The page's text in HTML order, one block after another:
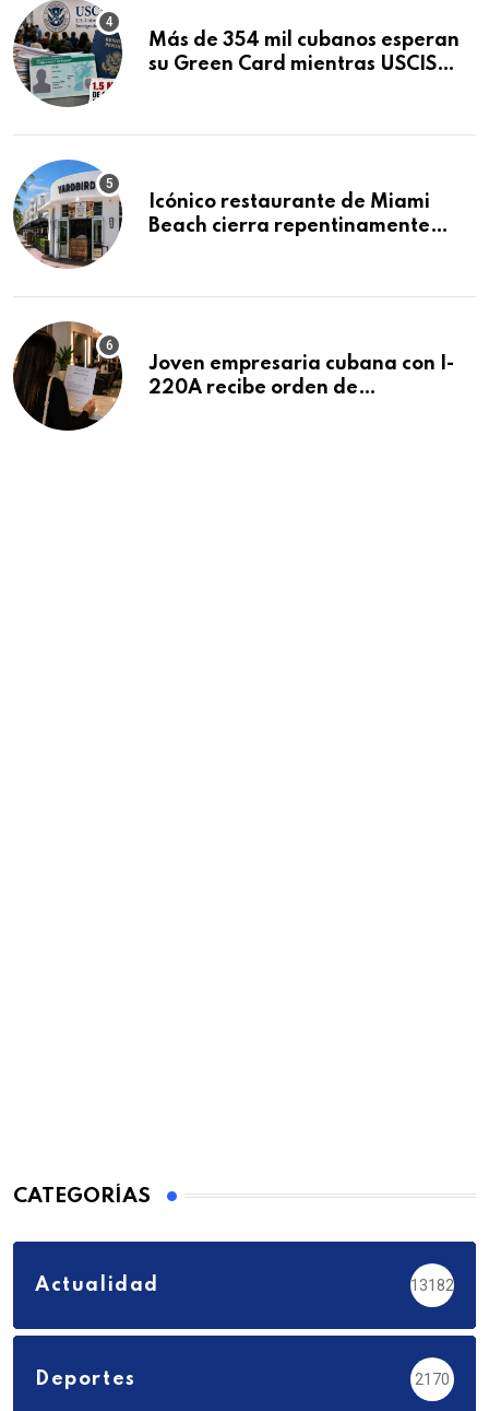
Más de 354 mil cubanos esperan
su Green Card mientras USCIS
Icónico restaurante de Miami
Beach cierra repentinamente
Joven empresaria cubana con I-
220A recibe orden de
CATEGORÍAS
Actualidad 13182
Deportes 2170